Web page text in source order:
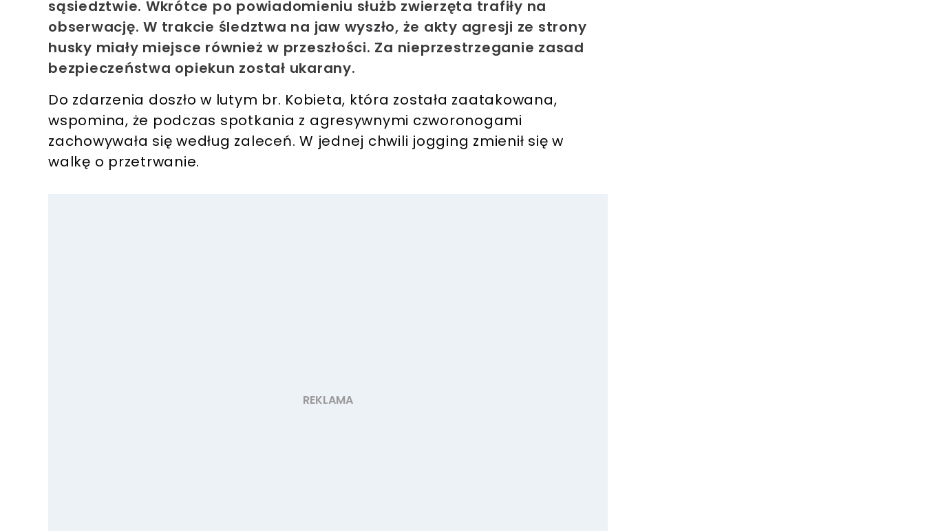
sąsiedztwie. Wkrótce po powiadomieniu służb zwierzęta trafiły na
obserwację. W trakcie śledztwa na jaw wyszło, że akty agresji ze strony
husky miały miejsce również w przeszłości. Za nieprzestrzeganie zasad
bezpieczeństwa opiekun został ukarany.
Do zdarzenia doszło w lutym br. Kobieta, która została zaatakowana,
wspomina, że podczas spotkania z agresywnymi czworonogami
zachowywała się według zaleceń. W jednej chwili jogging zmienił się w
walkę o przetrwanie.